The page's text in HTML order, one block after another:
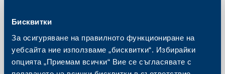
Бисквитки
За осигуряване на правилното функциониране на
уебсайта ние използваме „бисквитки“. Избирайки
опцията „Приемам всички“ Вие се съгласявате с